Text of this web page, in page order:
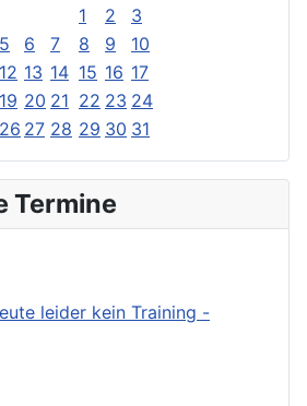
1
2
3
5 6 7 8 9
10
12 13 14 15 16 17
19 20 21 22 23 24
26 27 28 29 30 31
Termine
leider kein Training -